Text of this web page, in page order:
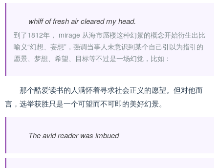
whiff of fresh air cleared my head.
到了1812年， mirage 从海市蜃楼这种幻景的概念开始衍生出比
喻义“幻想、妄想”，强调当事人未意识到某个自己引以为指引的
愿景、梦想、希望、目标等不过是一场幻觉，比如：
那个酷爱读书的人满怀着寻求社会正义的愿望。但对他而
言，选举获胜只是一个可望而不可即的美好幻景。
The avid reader was imbued